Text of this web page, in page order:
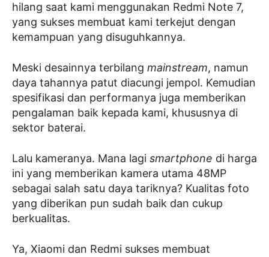
hilang saat kami menggunakan Redmi Note 7,
yang sukses membuat kami terkejut dengan
kemampuan yang disuguhkannya.
Meski desainnya terbilang mainstream, namun
daya tahannya patut diacungi jempol. Kemudian
spesifikasi dan performanya juga memberikan
pengalaman baik kepada kami, khususnya di
sektor baterai.
Lalu kameranya. Mana lagi smartphone di harga
ini yang memberikan kamera utama 48MP
sebagai salah satu daya tariknya? Kualitas foto
yang diberikan pun sudah baik dan cukup
berkualitas.
Ya, Xiaomi dan Redmi sukses membuat